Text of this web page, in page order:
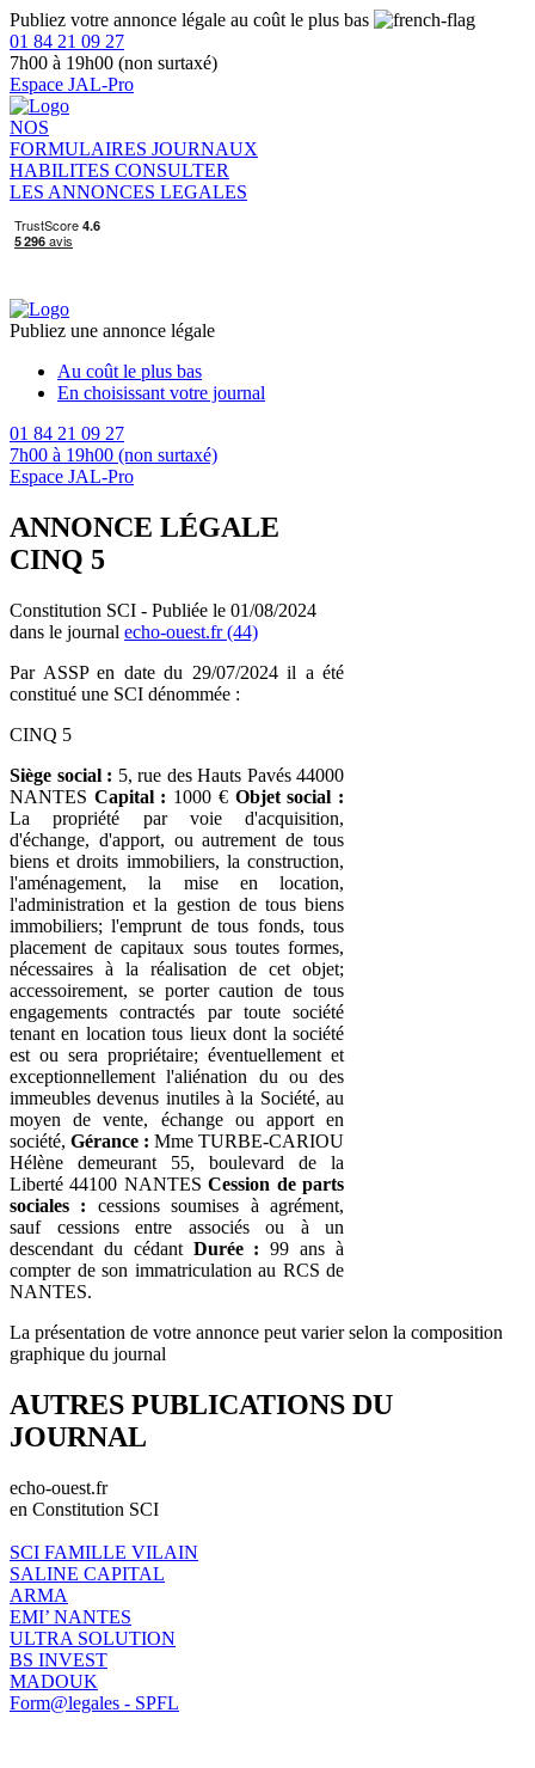
Publiez votre annonce légale au coût le plus bas
01 84 21 09 27
7h00 à 19h00 (non surtaxé)
Espace JAL-Pro
NOS
FORMULAIRES JOURNAUX
HABILITES CONSULTER
LES ANNONCES LEGALES
Publiez une annonce légale
Au coût le plus bas
En choisissant votre journal
01 84 21 09 27
7h00 à 19h00 (non surtaxé)
Espace JAL-Pro
ANNONCE LÉGALE
CINQ 5
Constitution SCI - Publiée le 01/08/2024
dans le journal echo-ouest.fr (44)
Par ASSP en date du 29/07/2024 il a été
constitué une SCI dénommée :
CINQ 5
Siège social : 5, rue des Hauts Pavés 44000
NANTES Capital : 1000 € Objet social :
La propriété par voie d'acquisition,
d'échange, d'apport, ou autrement de tous
biens et droits immobiliers, la construction,
l'aménagement, la mise en location,
l'administration et la gestion de tous biens
immobiliers; l'emprunt de tous fonds, tous
placement de capitaux sous toutes formes,
nécessaires à la réalisation de cet objet;
accessoirement, se porter caution de tous
engagements contractés par toute société
tenant en location tous lieux dont la société
est ou sera propriétaire; éventuellement et
exceptionnellement l'aliénation du ou des
immeubles devenus inutiles à la Société, au
moyen de vente, échange ou apport en
société, Gérance : Mme TURBE-CARIOU
Hélène demeurant 55, boulevard de la
Liberté 44100 NANTESCession de parts
sociales : cessions soumises à agrément,
sauf cessions entre associés ou à un
descendant du cédant Durée : 99 ans à
compter de son immatriculation au RCS de
NANTES.
La présentation de votre annonce peut varier selon la composition
graphique du journal
AUTRES PUBLICATIONS DU
JOURNAL
echo-ouest.fr
en Constitution SCI
SCI FAMILLE VILAIN
SALINE CAPITAL
ARMA
EMI’ NANTES
ULTRA SOLUTION
BS INVEST
MADOUK
Form@legales - SPFL